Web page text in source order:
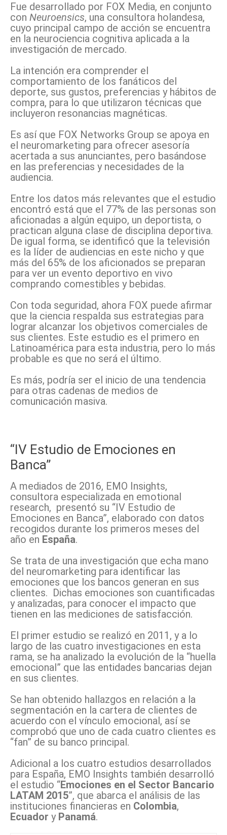
Fue desarrollado por FOX Media, en conjunto
con Neuroensics, una consultora holandesa,
cuyo principal campo de acción se encuentra
en la neurociencia cognitiva aplicada a la
investigación de mercado.
La intención era comprender el
comportamiento de los fanáticos del
deporte, sus gustos, preferencias y hábitos de
compra, para lo que utilizaron técnicas que
incluyeron resonancias magnéticas.
Es así que FOX Networks Group se apoya en
el neuromarketing para ofrecer asesoría
acertada a sus anunciantes, pero basándose
en las preferencias y necesidades de la
audiencia.
Entre los datos más relevantes que el estudio
encontró está que el 77% de las personas son
aficionadas a algún equipo, un deportista, o
practican alguna clase de disciplina deportiva.
De igual forma, se identificó que la televisión
es la líder de audiencias en este nicho y que
más del 65% de los aficionados se preparan
para ver un evento deportivo en vivo
comprando comestibles y bebidas.
Con toda seguridad, ahora FOX puede afirmar
que la ciencia respalda sus estrategias para
lograr alcanzar los objetivos comerciales de
sus clientes. Este estudio es el primero en
Latinoamérica para esta industria, pero lo más
probable es que no será el último.
Es más, podría ser el inicio de una tendencia
para otras cadenas de medios de
comunicación masiva.
“IV Estudio de Emociones en
Banca”
A mediados de 2016, EMO Insights,
consultora especializada en emotional
research, presentó su “IV Estudio de
Emociones en Banca”, elaborado con datos
recogidos durante los primeros meses del
año en España.
Se trata de una investigación que echa mano
del neuromarketing para identificar las
emociones que los bancos generan en sus
clientes. Dichas emociones son cuantificadas
y analizadas, para conocer el impacto que
tienen en las mediciones de satisfacción.
El primer estudio se realizó en 2011, y a lo
largo de las cuatro investigaciones en esta
rama, se ha analizado la evolución de la “huella
emocional” que las entidades bancarias dejan
en sus clientes.
Se han obtenido hallazgos en relación a la
segmentación en la cartera de clientes de
acuerdo con el vínculo emocional, así se
comprobó que uno de cada cuatro clientes es
“fan” de su banco principal.
Adicional a los cuatro estudios desarrollados
para España, EMO Insights también desarrolló
el estudio “Emociones en el Sector Bancario
LATAM 2015”, que abarca el análisis de las
instituciones financieras en Colombia,
Ecuador y Panamá.